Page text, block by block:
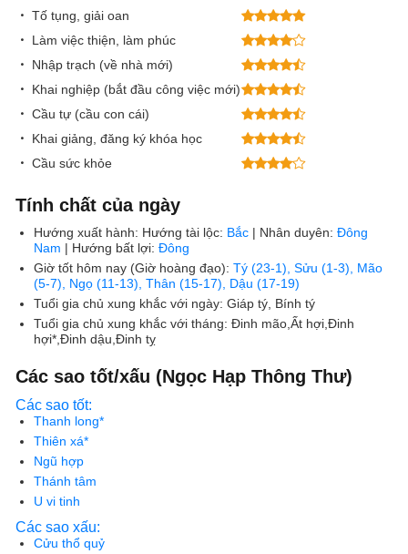
Tố tụng, giải oan
Làm việc thiện, làm phúc
Nhập trạch (về nhà mới)
Khai nghiệp (bắt đầu công việc mới)
Cầu tự (cầu con cái)
Khai giảng, đăng ký khóa học
Cầu sức khỏe
Tính chất của ngày
Hướng xuất hành: Hướng tài lộc: Bắc | Nhân duyên:Đông
Nam | Hướng bất lợi:Đông
Giờ tốt hôm nay (Giờ hoàng đạo): Tý (23-1), Sửu (1-3), Mão
(5-7), Ngọ (11-13), Thân (15-17), Dậu (17-19)
Tuổi gia chủ xung khắc với ngày: Giáp tý, Bính tý
Tuổi gia chủ xung khắc với tháng: Đinh mão,Ất hợi,Đinh
hợi*,Đinh dậu,Đinh tỵ
Các sao tốt/xấu (Ngọc Hạp Thông Thư)
Các sao tốt:
Thanh long*
Thiên xá*
Ngũ hợp
Thánh tâm
U vi tinh
Các sao xấu:
Cửu thổ quỷ